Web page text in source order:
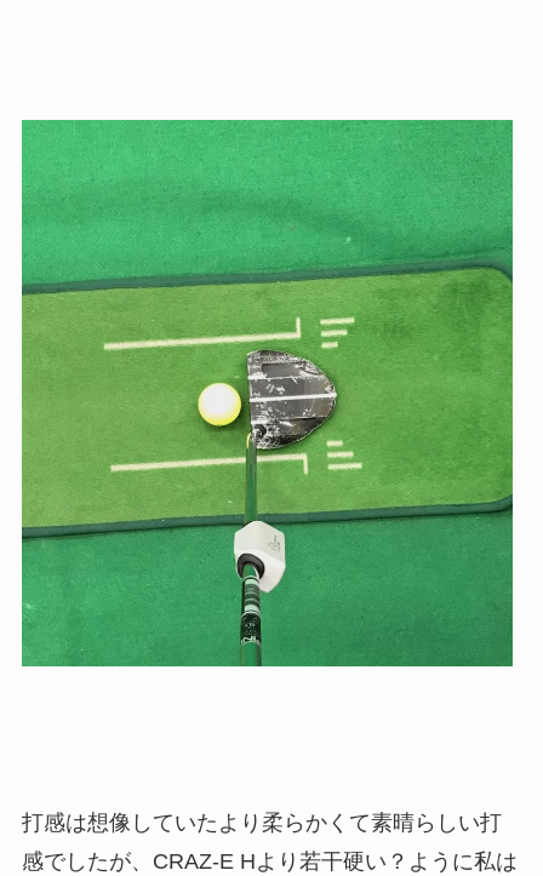
打感は想像していたより柔らかくて素晴らしい打
感でしたが、CRAZ-E Hより若干硬い？ように私は